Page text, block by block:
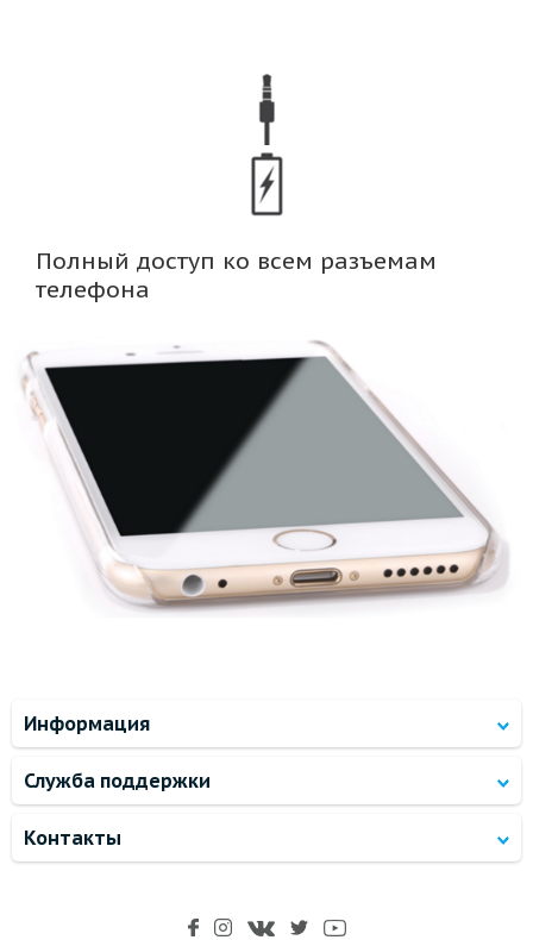
Полный доступ ко всем разъемам
телефона
Информация
Служба поддержки
Контакты